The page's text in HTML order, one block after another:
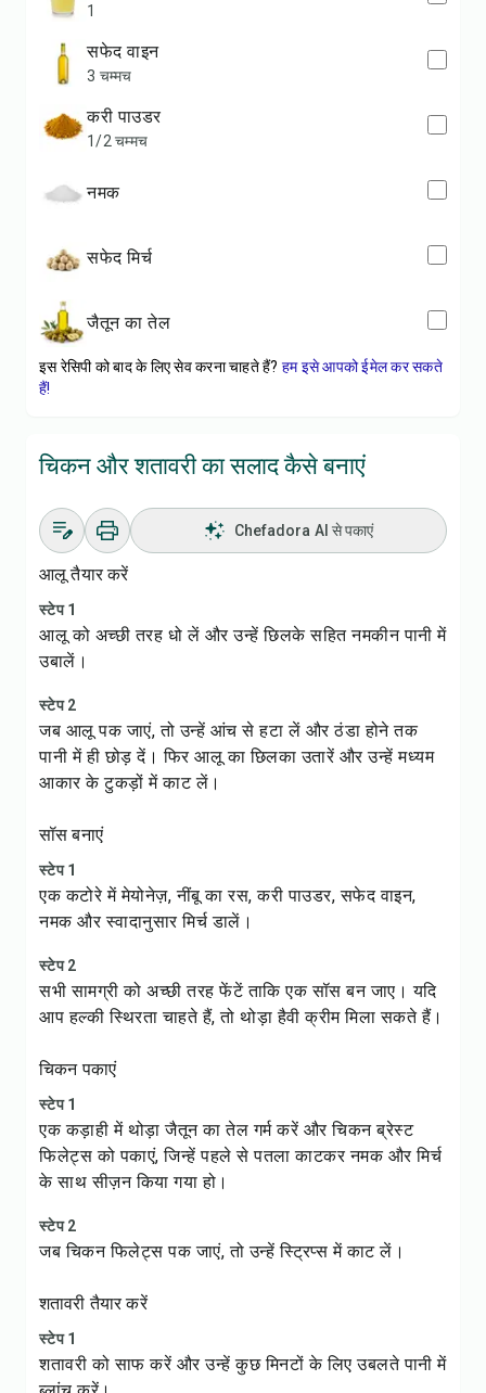
1
सफेद वाइन
3 चम्मच
करी पाउडर
1/2 चम्मच
नमक
सफेद मिर्च
जैतून का तेल
इस रेसिपी को बाद के लिए सेव करना चाहते हैं? हम इसे आपको ईमेल कर सकते
हैं!
चिकन और शतावरी का सलाद कैसे बनाएं
Chefadora AI से पकाएं
आलू तैयार करें
स्टेप 1
आलू को अच्छी तरह धो लें और उन्हें छिलके सहित नमकीन पानी में
उबालें।
स्टेप 2
जब आलू पक जाएं, तो उन्हें आंच से हटा लें और ठंडा होने तक
पानी में ही छोड़ दें। फिर आलू का छिलका उतारें और उन्हें मध्यम
आकार के टुकड़ों में काट लें।
सॉस बनाएं
स्टेप 1
एक कटोरे में मेयोनेज़, नींबू का रस, करी पाउडर, सफेद वाइन,
नमक और स्वादानुसार मिर्च डालें।
स्टेप 2
सभी सामग्री को अच्छी तरह फेंटें ताकि एक सॉस बन जाए। यदि
आप हल्की स्थिरता चाहते हैं, तो थोड़ा हैवी क्रीम मिला सकते हैं।
चिकन पकाएं
स्टेप 1
एक कड़ाही में थोड़ा जैतून का तेल गर्म करें और चिकन ब्रेस्ट
फिलेट्स को पकाएं, जिन्हें पहले से पतला काटकर नमक और मिर्च
के साथ सीज़न किया गया हो।
स्टेप 2
जब चिकन फिलेट्स पक जाएं, तो उन्हें स्ट्रिप्स में काट लें।
शतावरी तैयार करें
स्टेप 1
शतावरी को साफ करें और उन्हें कुछ मिनटों के लिए उबलते पानी में